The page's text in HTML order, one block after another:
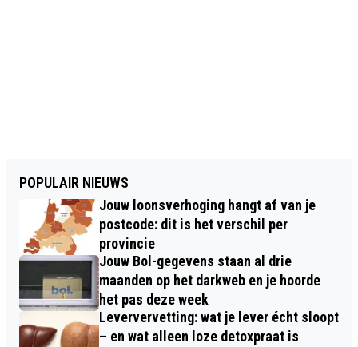
POPULAIR NIEUWS
Jouw loonsverhoging hangt af van je
postcode: dit is het verschil per
provincie
Jouw Bol-gegevens staan al drie
maanden op het darkweb en je hoorde
het pas deze week
Leververvetting: wat je lever écht sloopt
– en wat alleen loze detoxpraat is